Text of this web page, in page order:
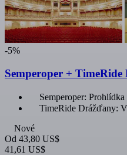
-5%
Semperoper +
Semperoper:
TimeRide Drážďany:
Nové
Od 43,80 US$
41,61 US$